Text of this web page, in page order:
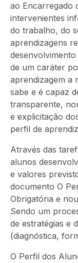
ao Encarregado
intervenientes
do trabalho, do
aprendizagens
de um caráter
aprendizagem a
sabe e é capaz
transparente,
e explicitação
perfil de
Através das
alunos
e valores
documento O
Obrigatória e
Sendo um
de estratégias e
(diagnóstica,
O Perfil dos